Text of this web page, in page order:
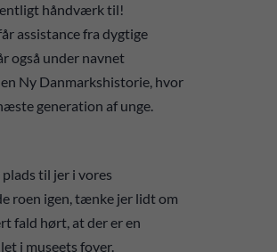
håndværk til!
assistance fra dygtige
også under navnet
Ny Danmarkshistorie, hvor
generation af unge.
til jer i vores
roen igen, tænke jer lidt om
fald hørt, at der er en
i museets foyer.